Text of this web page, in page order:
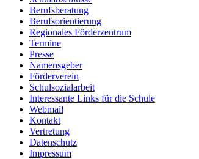
Macht mit bei der
Macht mit bei der
Berufsberatung
Berufsorientierung
Regionales Förderzentrum
Termine
Presse
Namensgeber
Förderverein
Schulsozialarbeit
Interessante Links für die Schule
Webmail
Kontakt
Vertretung
Datenschutz
Impressum